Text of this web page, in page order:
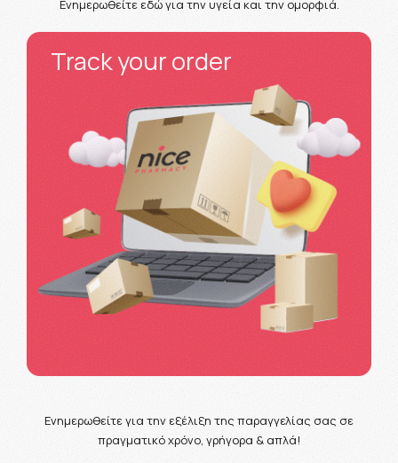
Ενημερωθείτε εδώ για την υγεία και την ομορφιά.
Track your order
Ενημερωθείτε για την εξέλιξη της παραγγελίας σας σε
πραγματικό χρόνο, γρήγορα & απλά!